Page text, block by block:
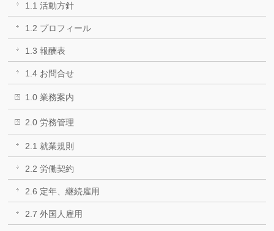
1.1 活動方針
1.2 プロフィール
1.3 報酬表
1.4 お問合せ
1.0 業務案内
2.0 労務管理
2.1 就業規則
2.2 労働契約
2.6 定年、継続雇用
2.7 外国人雇用